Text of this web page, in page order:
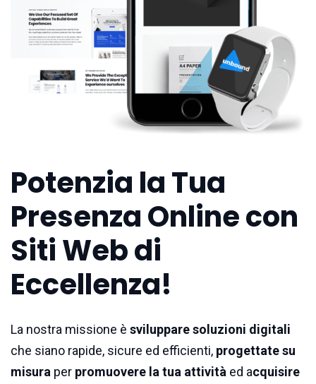
Potenzia la Tua
Presenza Online con
Siti Web di
Eccellenza!
La nostra missione è sviluppare soluzioni digitali
che siano rapide, sicure ed efficienti, progettate su
misura per promuovere la tua attività ed acquisire